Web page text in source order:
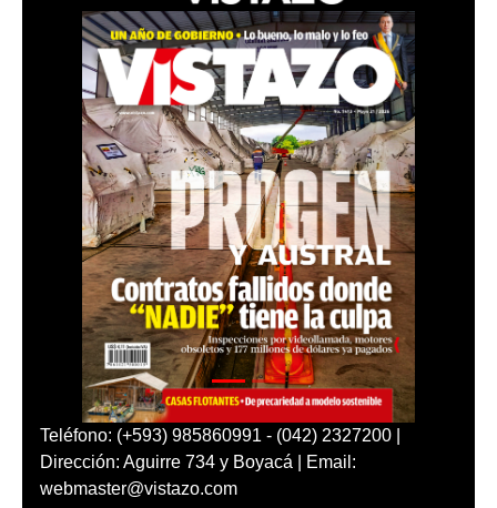
Teléfono: (+593) 985860991 - (042) 2327200 |
Dirección: Aguirre 734 y Boyacá | Email:
webmaster@vistazo.com